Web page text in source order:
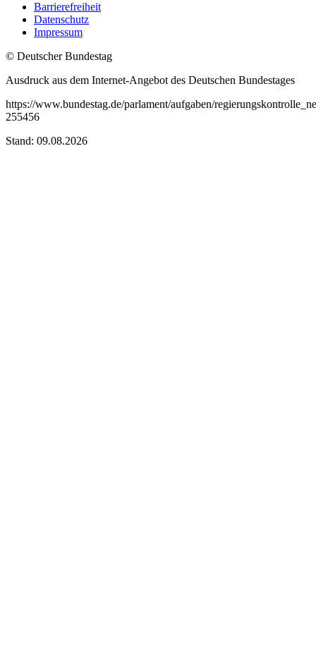
Barrierefreiheit
Datenschutz
Impressum
© Deutscher Bundestag
Ausdruck aus dem Internet-Angebot des Deutschen Bundestages
https://www.bundestag.de/parlament/aufgaben/
255456
Stand: 09.08.2026